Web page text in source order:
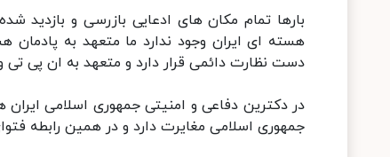
بارها تمام مکان های ادعایی بازرسی و بازدید
هسته ای ایران وجود ندارد ما متعهد به
دست نظارت دائمی قرار دارد و متعهد به ان پی
در دکترین دفاعی و امنیتی جمهوری اسلامی
جمهوری اسلامی مغایرت دارد و در همین رابطه